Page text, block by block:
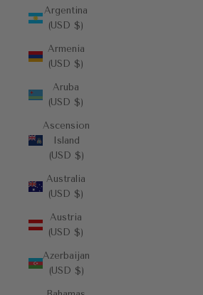
Argentina
(USD $)
Armenia
(USD $)
Aruba
(USD $)
Ascension
Island
(USD $)
Australia
(USD $)
Austria
(USD $)
Azerbaijan
(USD $)